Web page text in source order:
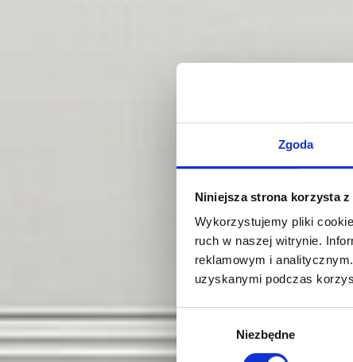
Zgoda
Niniejsza strona korzysta
Wykorzystujemy pliki
ruch w naszej witrynie.
reklamowym i
uzyskanymi podczas
Wybór
zgody
Niezbędne